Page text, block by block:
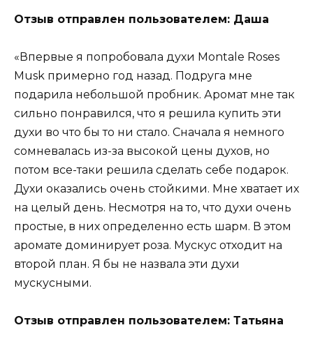
Отзыв отправлен пользователем: Даша
«Впервые я попробовала духи Montale Roses
Musk примерно год назад. Подруга мне
подарила небольшой пробник. Аромат мне так
сильно понравился, что я решила купить эти
духи во что бы то ни стало. Сначала я немного
сомневалась из-за высокой цены духов, но
потом все-таки решила сделать себе подарок.
Духи оказались очень стойкими. Мне хватает их
на целый день. Несмотря на то, что духи очень
простые, в них определенно есть шарм. В этом
аромате доминирует роза. Мускус отходит на
второй план. Я бы не назвала эти духи
мускусными.
Отзыв отправлен пользователем: Татьяна